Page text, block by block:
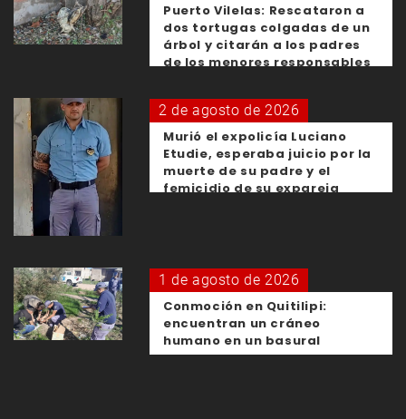
Puerto Vilelas: Rescataron a
dos tortugas colgadas de un
árbol y citarán a los padres
de los menores responsables
2 de agosto de 2026
Murió el expolicía Luciano
Etudie, esperaba juicio por la
muerte de su padre y el
femicidio de su expareja
1 de agosto de 2026
Conmoción en Quitilipi:
encuentran un cráneo
humano en un basural